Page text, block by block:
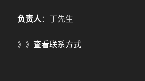
负责人：丁先生
》》 查看联系方式